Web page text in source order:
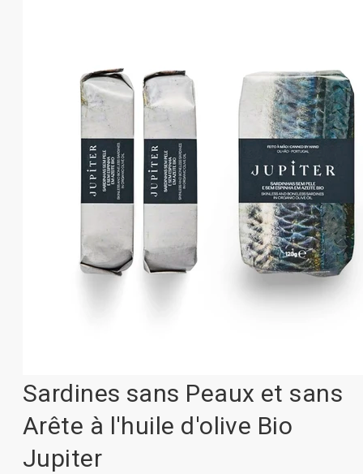
Sardines sans Peaux et sans
Arête à l'huile d'olive Bio
Jupiter